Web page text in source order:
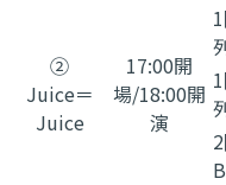
②
Juice＝
Juice
17:00開
場/18:00開
演